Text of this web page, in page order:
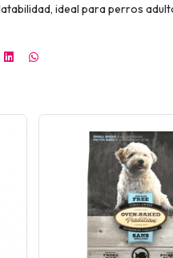
ideal para perros